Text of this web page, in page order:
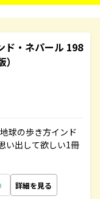
ド・ネパール 198
球の歩き方インド
い出して欲しい1冊
詳細を見る